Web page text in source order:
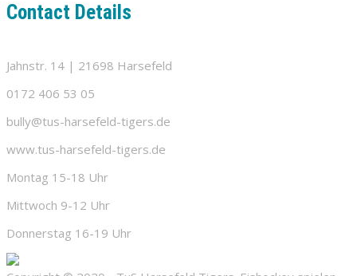
Contact Details
Jahnstr. 14 | 21698 Harsefeld
0172 406 53 05
bully@tus-harsefeld-tigers.de
www.tus-harsefeld-tigers.de
Montag 15-18 Uhr
Mittwoch 9-12 Uhr
Donnerstag 16-19 Uhr